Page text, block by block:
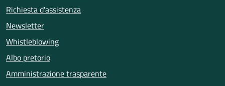
Richiesta d'assistenza
Newsletter
Whistleblowing
Albo pretorio
Amministrazione trasparente